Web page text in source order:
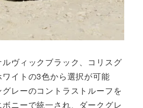
ヴィックブラック、コリスグ
イトの3色から選択が可能
レーのコントラストルーフを
ニーで統一され、ダークグレ